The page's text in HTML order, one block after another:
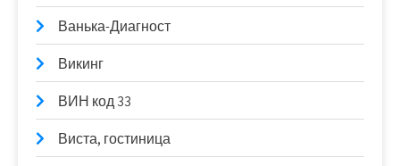
Ванька-Диагност
Викинг
ВИН код 33
Виста, гостиница